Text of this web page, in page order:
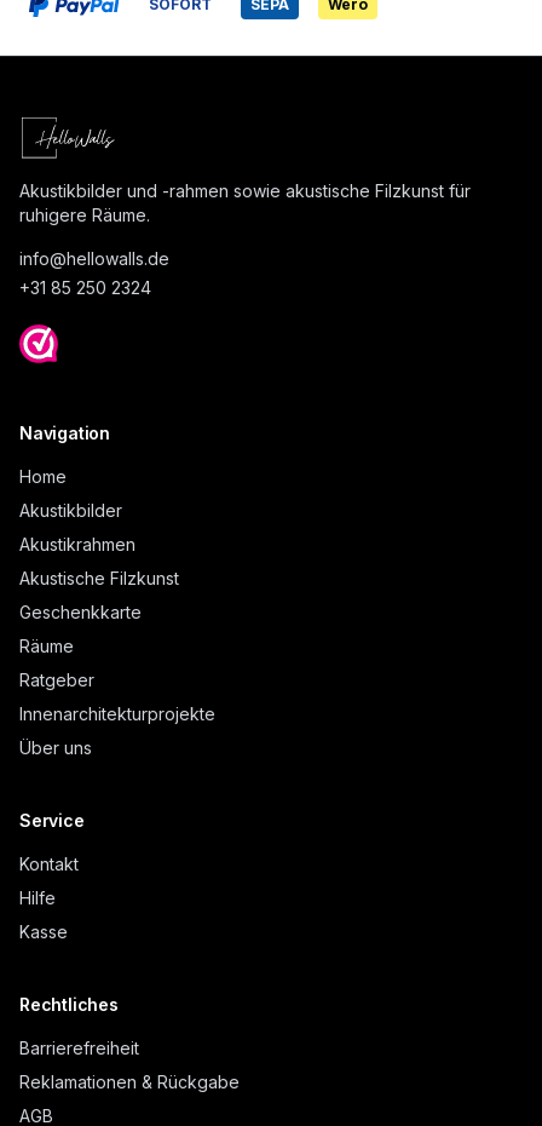
SOFORT SEPA Wero
Akustikbilder und -rahmen sowie akustische Filzkunst für
ruhigere Räume.
info@hellowalls.de
+31 85 250 2324
Navigation
Home
Akustikbilder
Akustikrahmen
Akustische Filzkunst
Geschenkkarte
Räume
Ratgeber
Innenarchitekturprojekte
Über uns
Service
Kontakt
Hilfe
Kasse
Rechtliches
Barrierefreiheit
Reklamationen & Rückgabe
AGB